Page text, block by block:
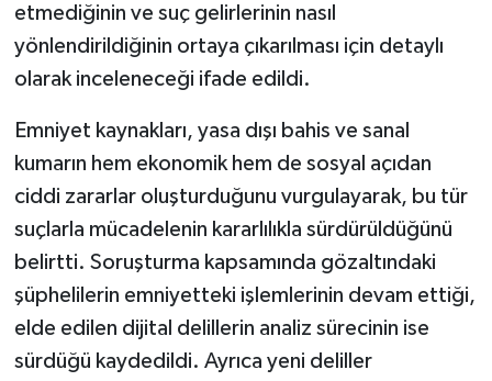
etmediğinin ve suç gelirlerinin nasıl
yönlendirildiğinin ortaya çıkarılması için detaylı
olarak inceleneceği ifade edildi.
Emniyet kaynakları, yasa dışı bahis ve sanal
kumarın hem ekonomik hem de sosyal açıdan
ciddi zararlar oluşturduğunu vurgulayarak, bu tür
suçlarla mücadelenin kararlılıkla sürdürüldüğünü
belirtti. Soruşturma kapsamında gözaltındaki
şüphelilerin emniyetteki işlemlerinin devam ettiği,
elde edilen dijital delillerin analiz sürecinin ise
sürdüğü kaydedildi. Ayrıca yeni deliller